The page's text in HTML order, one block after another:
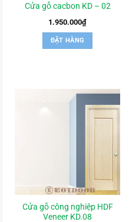
Cửa gỗ cacbon KD – 02
1.950.000₫
ĐẶT HÀNG
Cửa gỗ công nghiệp HDF
Veneer KD.08